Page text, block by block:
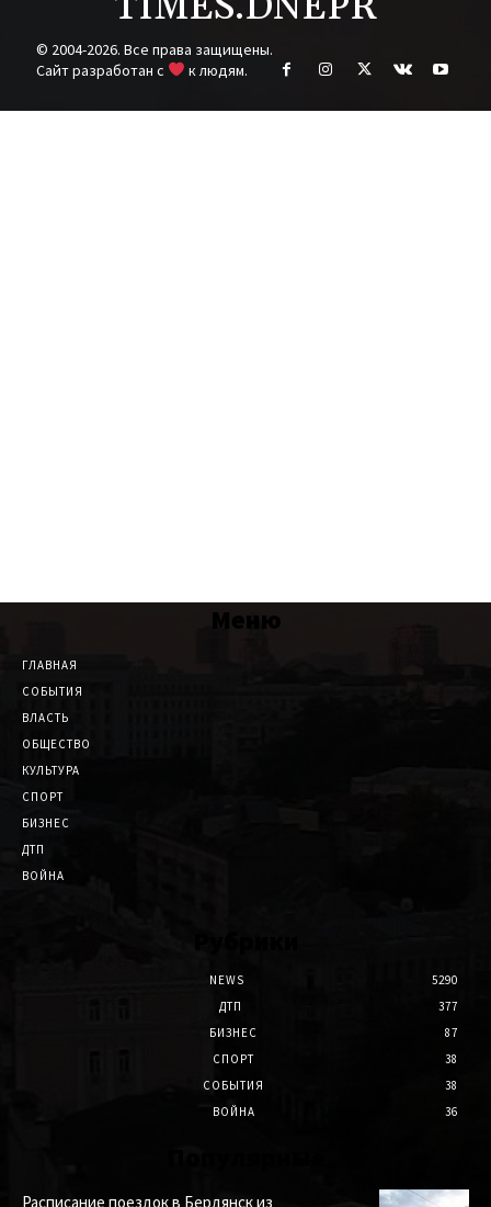
© 2004-2026. Все права защищены.
Cайт разработан с
к людям.
Меню
ГЛАВНАЯ
СОБЫТИЯ
ВЛАСТЬ
ОБЩЕСТВО
КУЛЬТУРА
СПОРТ
БИЗНЕС
ДТП
ВОЙНА
NEWS
5290
ДТП
377
БИЗНЕС
87
СПОРТ
38
СОБЫТИЯ
38
ВОЙНА
36
Расписание поездок в Бердянск из